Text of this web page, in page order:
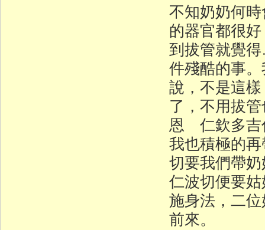
不知奶奶何
的器官都很
到拔管就覺
件殘酷的事
說，不是這
了，不用拔
恩 仁欽多吉
我也積極的
切要我們帶
仁波切便要
施身法，二
前來。